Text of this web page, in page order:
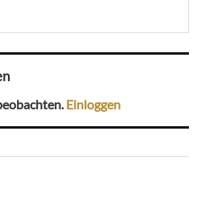
Einloggen